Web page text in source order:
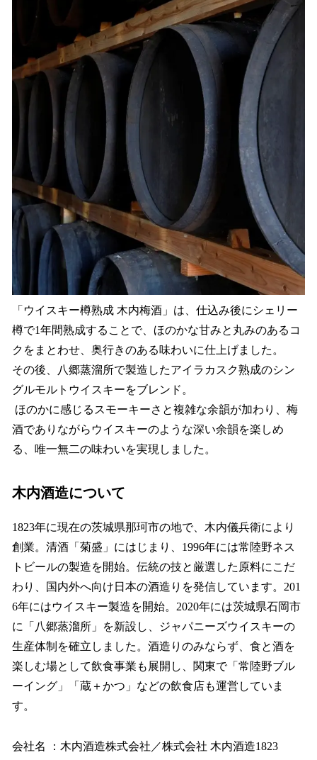
「ウイスキー樽熟成 木内梅酒」は、仕込み後にシェリー
樽で1年間熟成することで、ほのかな甘みと丸みのあるコ
クをまとわせ、奥行きのある味わいに仕上げました。
その後、八郷蒸溜所で製造したアイラカスク熟成のシン
グルモルトウイスキーをブレンド。
ほのかに感じるスモーキーさと複雑な余韻が加わり、梅
酒でありながらウイスキーのような深い余韻を楽しめ
る、唯一無二の味わいを実現しました。
木内酒造について
1823年に現在の茨城県那珂市の地で、木内儀兵衛により
創業。清酒「菊盛」にはじまり、1996年には常陸野ネス
トビールの製造を開始。伝統の技と厳選した原料にこだ
わり、国内外へ向け日本の酒造りを発信しています。201
6年にはウイスキー製造を開始。2020年には茨城県石岡市
に「八郷蒸溜所」を新設し、ジャパニーズウイスキーの
生産体制を確立しました。酒造りのみならず、食と酒を
楽しむ場として飲食事業も展開し、関東で「常陸野ブル
ーイング」「蔵＋かつ」などの飲食店も運営していま
す。
会社名 ：木内酒造株式会社／株式会社 木内酒造1823